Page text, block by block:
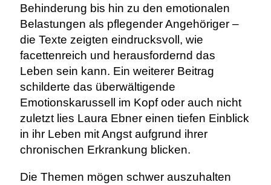
Behinderung bis hin zu den emotionalen
Belastungen als pflegender Angehöriger –
die Texte zeigten eindrucksvoll, wie
facettenreich und herausfordernd das
Leben sein kann. Ein weiterer Beitrag
schilderte das überwältigende
Emotionskarussell im Kopf oder auch nicht
zuletzt lies Laura Ebner einen tiefen Einblick
in ihr Leben mit Angst aufgrund ihrer
chronischen Erkrankung blicken.
Die Themen mögen schwer auszuhalten